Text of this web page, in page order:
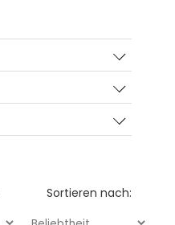
Sortieren nach: